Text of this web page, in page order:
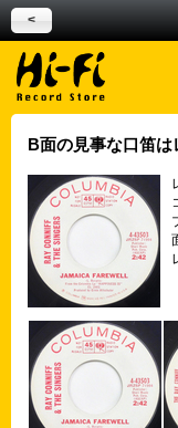
<
B面の見事な口笛は